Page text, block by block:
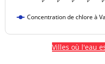
Concentration de chlore à
Villes où l'eau